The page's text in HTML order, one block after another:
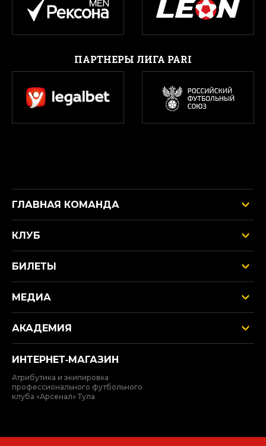
ПАРТНЕРЫ ЛИГА PARI
ГЛАВНАЯ КОМАНДА
КЛУБ
БИЛЕТЫ
МЕДИА
АКАДЕМИЯ
ИНТЕРНЕТ‑МАГАЗИН
Атрибутика и экипировка
профессионального футбольного
клуба «Арсенал» Тула